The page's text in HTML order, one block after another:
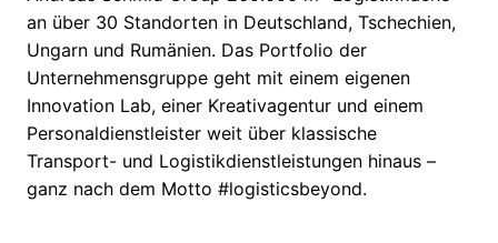
an über 30 Standorten in Deutschland, Tschechien,
Ungarn und Rumänien. Das Portfolio der
Unternehmensgruppe geht mit einem eigenen
Innovation Lab, einer Kreativagentur und einem
Personaldienstleister weit über klassische
Transport- und Logistikdienstleistungen hinaus –
ganz nach dem Motto #logisticsbeyond.